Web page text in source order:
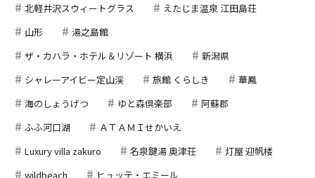
北軽井沢スウィートグラス
えたじま温泉 江田島荘
山形
湯之島館
ザ・カハラ・ホテル＆リゾート 横浜
新潟県
シャレーアイビー定山渓
旅館 くらしき
華鳳
海のしょうげつ
ゆと森倶楽部
阿蘇郡
ふふ河口湖
ＡＴＡＭＩせかいえ
Luxury villa zakuro
名泉鍵湯 奥津荘
灯屋 迎帆楼
wildbeach
ヒュッテ・エミール